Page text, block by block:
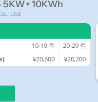
5KW+10KWh
Ltd.
10-19件 20-29件
¥20,600 ¥20,200